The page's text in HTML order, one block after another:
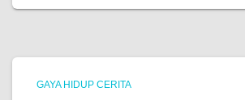
GAYA HIDUP CERITA